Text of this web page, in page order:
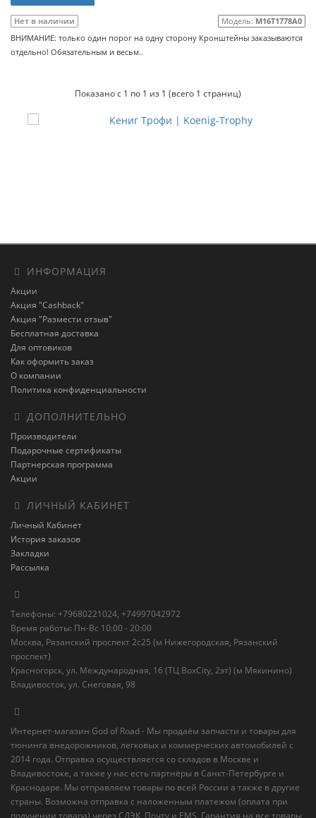
Нет в наличии Модель: M16T1778A0
ВНИМАНИЕ: только один порог на одну сторону Кронштейны заказываются
отдельно! Обязательным и весьм..
Показано с 1 по 1 из 1 (всего 1 страниц)
ИНФОРМАЦИЯ
Акции
Акция "Cashback"
Акция "Размести отзыв"
Бесплатная доставка
Для оптовиков
Как оформить заказ
О компании
Политика конфиденциальности
ДОПОЛНИТЕЛЬНО
Производители
Подарочные сертификаты
Партнерская программа
Акции
ЛИЧНЫЙ КАБИНЕТ
Личный Кабинет
История заказов
Закладки
Рассылка
Телефоны: +79680221024, +74997042972
Время работы: Пн-Вс 10:00 - 20:00
Москва, Рязанский проспект 2с25 (м Нижегородская, Рязанский
проспект)
Красногорск, ул. Международная, 16 (ТЦ BoxСity, 2эт) (м Мякинино)
Владивосток, ул. Снеговая, 98
Интернет-магазин God of Road - Мы продаём запчасти и товары для
тюнинга внедорожников, легковых и коммерческих автомобилей с
2014 года. Отправка осуществляется со складов в Москве и
Владивостоке, а также у нас есть партнёры в Санкт-Петербурге и
Краснодаре. Мы отправляем товары по всей России а также в другие
страны. Возможна отправка с наложенным платежом (оплата при
получении товара) через СДЭК, Почту и EMS. Гарантия на все товары